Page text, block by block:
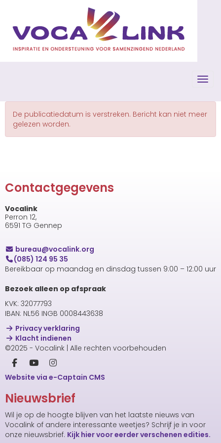
De publicatiedatum is verstreken. Bericht kan niet meer
gelezen worden.
Contactgegevens
Vocalink
Perron 12,
6591 TG Gennep
uaerub@vocalink.org
(085) 124 95 35
Bereikbaar op maandag en dinsdag tussen 9:00 – 12:00 uur
Bezoek alleen op afspraak
KVK: 32077793
IBAN: NL56 INGB 0008443638
Privacy verklaring
Klacht indienen
©2025 - Vocalink | Alle rechten voorbehouden
Website via e-Captain CMS
Nieuwsbrief
Wil je op de hoogte blijven van het laatste nieuws van
Vocalink of andere interessante weetjes? Schrijf je in voor
onze nieuwsbrief. Kijk hier voor eerder verschenen edities.